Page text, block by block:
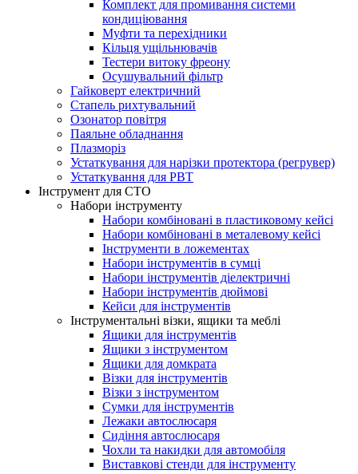
Комплект для промивання системи
кондиціювання
Муфти та перехідники
Кільця ущільнювачів
Тестери витоку фреону
Осушувальний фільтр
Гайковерт електричний
Стапель рихтувальний
Озонатор повітря
Паяльне обладнання
Плазморіз
Устаткування для нарізки протектора (регрувер)
Устаткування для РВТ
Інструмент для СТО
Набори інструменту
Набори комбіновані в пластиковому кейсі
Набори комбіновані в металевому кейсі
Інструменти в ложементах
Набори інструментів в сумці
Набори інструментів діелектричні
Набори інструментів дюймові
Кейси для інcтpумeнтів
Інструментальні візки, ящики та меблі
Ящики для інструментів
Ящики з інструментом
Ящики для домкрата
Візки для інструментів
Візки з інструментом
Сумки для інструментів
Лежаки автослюсаря
Сидіння автослюсаря
Чохли та накидки для автомобіля
Виставкові стенди для інструменту